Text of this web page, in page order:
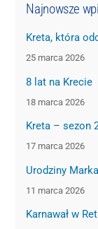
Najnowsze
Kreta, która
25 marca 2026
8 lat na Krecie
18 marca 2026
Kreta – sezon
17 marca 2026
Urodziny Marka
11 marca 2026
Karnawał w